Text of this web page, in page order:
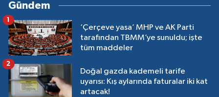
Gündem
‘Çerçeve yasa’ MHP ve AK Parti
tarafından TBMM’ye sunuldu; işte
tüm maddeler
1
Doğal gazda kademeli tarife
uyarısı: Kış aylarında faturalar iki kat
artacak!
2